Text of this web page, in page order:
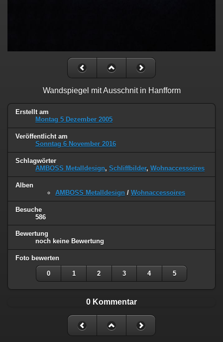
Wandspiegel mit Ausschnit in Hanfform
Erstellt am
Montag 5 Dezember 2005
Veröffentlicht am
Sonntag 6 November 2016
Schlagwörter
AMBOSS Metalldesign, Schliffbilder, Wohnaccessoires
Alben
AMBOSS Metalldesign / Wohnaccessoires
Besuche
586
Bewertung
noch keine Bewertung
Foto bewerten
0 1 2 3 4 5
0 Kommentar